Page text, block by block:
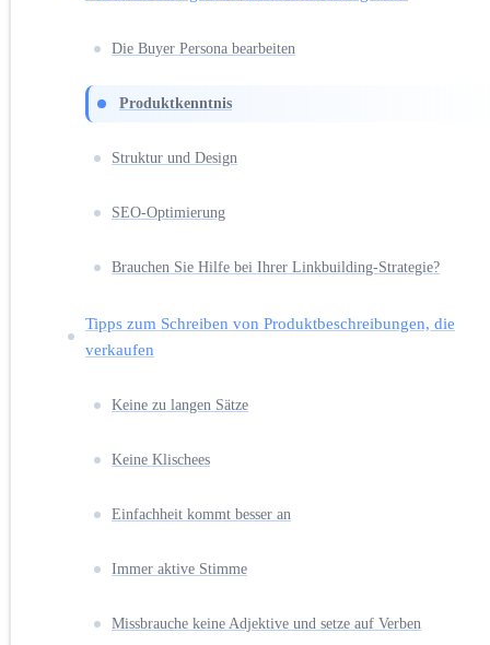
Die Buyer Persona bearbeiten
Produktkenntnis
Struktur und Design
SEO-Optimierung
Brauchen Sie Hilfe bei Ihrer Linkbuilding-Strategie?
Tipps zum Schreiben von Produktbeschreibungen, die
verkaufen
Keine zu langen Sätze
Keine Klischees
Einfachheit kommt besser an
Immer aktive Stimme
Missbrauche keine Adjektive und setze auf Verben